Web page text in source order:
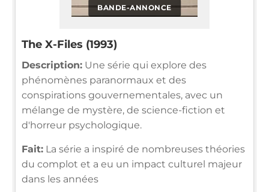
BANDE-ANNONCE
The X-Files (1993)
Description: Une série qui explore des
phénomènes paranormaux et des
conspirations gouvernementales, avec un
mélange de mystère, de science-fiction et
d'horreur psychologique.
Fait: La série a inspiré de nombreuses théories
du complot et a eu un impact culturel majeur
dans les années